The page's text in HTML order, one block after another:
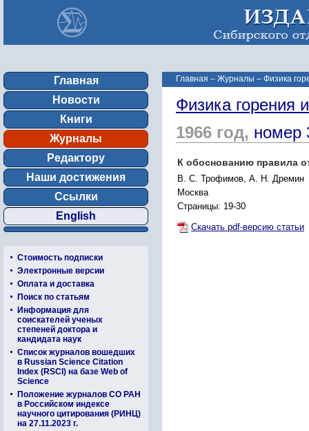
Главная
Новости
Книги
Журналы
Редактору
Наши достижения
Ссылки
English
Стоимость подписки
Электронные версии
Оплата и доставка
Поиск по статьям
Информация для
соискателей ученых
степеней доктора и
кандидата наук
Список журналов вошедших
в Russian Science Citation
Index (RSCI) на базе Web of
Science
Положение журналов СО РАН
в Российском индексе
научного цитирования (РИНЦ)
на 27.11.2023 г.
Главная – Журналы – Физика
Физика горения
1966 год, номер
К обоснованию правила
В. С. Трофимов, А. Н. Дремин
Москва
Страницы: 19-30
Скачать pdf-версию статьи